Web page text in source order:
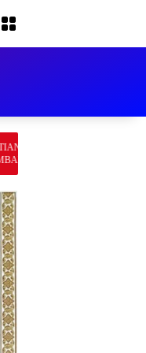
NUR CAHYONO MEMICU
PUBLIK: MUTASI
MENJAWAB PERTANYAAN